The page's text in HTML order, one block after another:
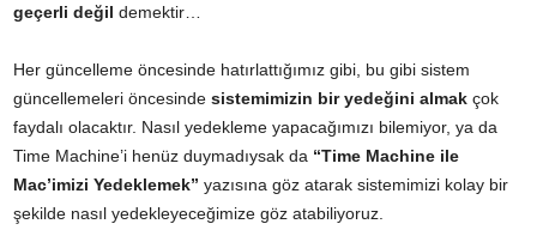
geçerli değil demektir…
Her güncelleme öncesinde hatırlattığımız gibi, bu gibi sistem
güncellemeleri öncesinde sistemimizin bir yedeğini almak çok
faydalı olacaktır. Nasıl yedekleme yapacağımızı bilemiyor, ya da
Time Machine’i henüz duymadıysak da “Time Machine ile
Mac’imizi Yedeklemek” yazısına göz atarak sistemimizi kolay bir
şekilde nasıl yedekleyeceğimize göz atabiliyoruz.